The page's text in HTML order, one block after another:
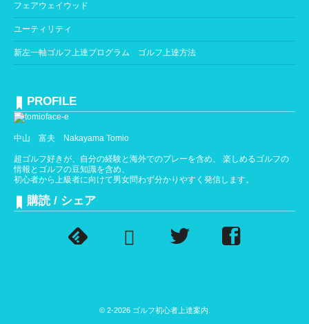
フェアウェイウッド
ユーティリティ
新左一軸ゴルフ上達プログラム ゴルフ上達方法
PROFILE
中山 富夫 Nakayama Tomio
超ゴルフ好きが、自分の経験と海外でのプレーを含め、 楽しめるゴルフの
情報とゴルフの豆知識を含め、
初心者から上級者に向けて男女問わず分かりやすく発信します。
購読 / シェア
© 2-2026 ゴルフ初心者上達案内